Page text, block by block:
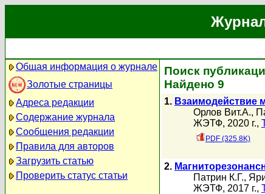
Общая информация о журнале
Золотые страницы
Адреса редакции
Содержание журнала
Сообщения редакции
Правила для авторов
Загрузить статью
Проверить статус статьи
Поиск
Найдено 9
1. Взаимодействие
Орлов Вит.А.,
ЖЭТФ, 2020 г.,
PDF (325.8K)
2.
Патрин К.Г.,
ЖЭТФ, 2017 г.,